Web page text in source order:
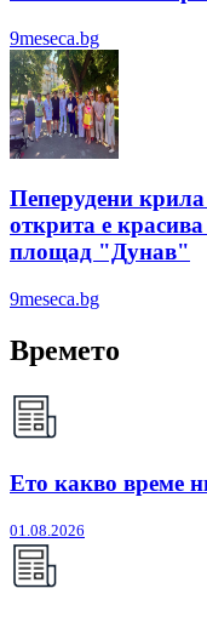
9meseca.bg
Пеперудени
открита е
площад "Дунав"
9meseca.bg
Времето
Ето какво време
01.08.2026